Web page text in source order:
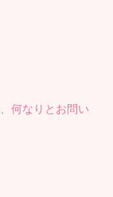
何なりとお問い